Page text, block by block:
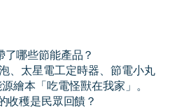
哪些節能產品？
、太星電工定時器、節電小丸
繪本「吃電怪獸在我家」。
收穫是民眾回饋？